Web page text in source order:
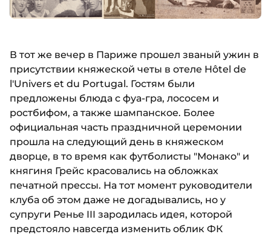
В тот же вечер в Париже прошел званый ужин в
присутствии княжеской четы в отеле Hôtel de
l'Univers et du Portugal. Гостям были
предложены блюда с фуа-гра, лососем и
ростбифом, а также шампанское. Более
официальная часть праздничной церемонии
прошла на следующий день в княжеском
дворце, в то время как футболисты "Монако" и
княгиня Грейс красовались на обложках
печатной прессы. На тот момент руководители
клуба об этом даже не догадывались, но у
супруги Ренье III зародилась идея, которой
предстояло навсегда изменить облик ФК